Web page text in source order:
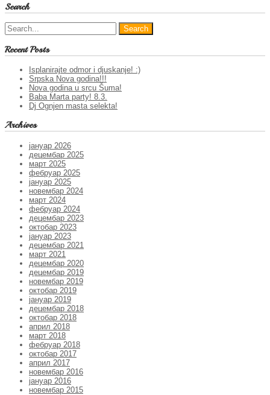
Search
Recent Posts
Isplanirajte odmor i djuskanje! :)
Srpska Nova godina!!!
Nova godina u srcu Šuma!
Baba Marta party! 8.3.
Dj Ognjen masta selekta!
Archives
јануар 2026
децембар 2025
март 2025
фебруар 2025
јануар 2025
новембар 2024
март 2024
фебруар 2024
децембар 2023
октобар 2023
јануар 2023
децембар 2021
март 2021
децембар 2020
децембар 2019
новембар 2019
октобар 2019
јануар 2019
децембар 2018
октобар 2018
април 2018
март 2018
фебруар 2018
октобар 2017
април 2017
новембар 2016
јануар 2016
новембар 2015